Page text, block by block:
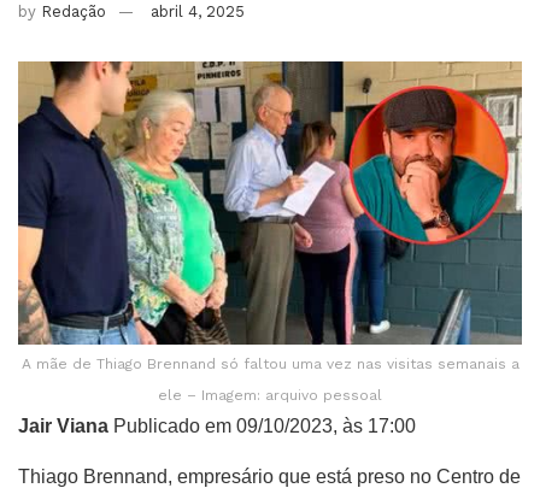
by Redação abril 4, 2025
A mãe de Thiago Brennand só faltou uma vez nas visitas semanais a
ele – Imagem: arquivo pessoal
Jair Viana Publicado em 09/10/2023, às 17:00
Thiago Brennand, empresário que está preso no Centro de